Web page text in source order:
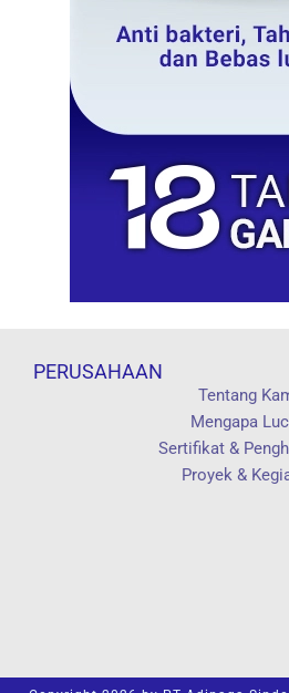
PERUSAHAAN
Tentang
Mengapa
Sertifikat &
Proyek &